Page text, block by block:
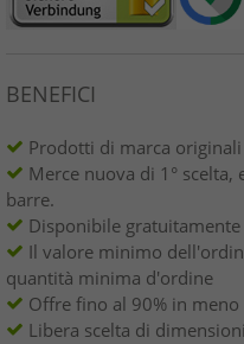
BENEFICI
Prodotti di marca
Merce nuova di 1°
barre.
Disponibile
Il valore minimo
quantità minima d'ordine
Offre fino al 90% in meno
Libera scelta di